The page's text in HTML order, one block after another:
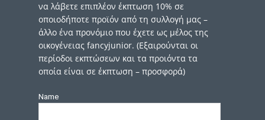
να λάβετε επιπλέον έκπτωση 10% σε
οποιοδήποτε προϊόν από τη συλλογή μας –
άλλο ένα προνόμιο που έχετε ως μέλος της
οικογένειας fancyjunior. (Εξαιρούνται οι
περίοδοι εκπτώσεων και τα προιόντα τα
οποία είναι σε έκπτωση – προσφορά)
Name